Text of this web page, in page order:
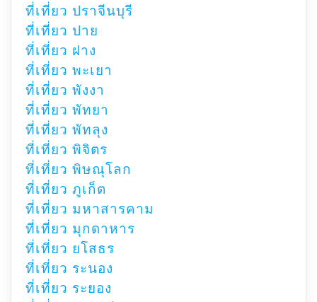
ที่เที่ยว ปราจีนบุรี
ที่เที่ยว ปาย
ที่เที่ยว ฝาง
ที่เที่ยว พะเยา
ที่เที่ยว พังงา
ที่เที่ยว พัทยา
ที่เที่ยว พัทลุง
ที่เที่ยว พิจิตร
ที่เที่ยว พิษณุโลก
ที่เที่ยว ภูเก็ต
ที่เที่ยว มหาสารคาม
ที่เที่ยว มุกดาหาร
ที่เที่ยว ยโสธร
ที่เที่ยว ระนอง
ที่เที่ยว ระยอง